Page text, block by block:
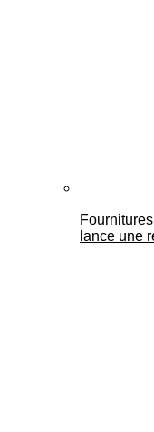
lance une